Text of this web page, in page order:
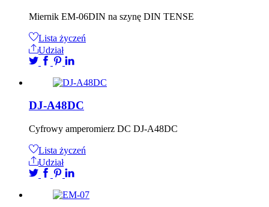
Miernik EM-06DIN na szynę DIN TENSE
Lista życzeń
Udział
DJ-A48DC
Cyfrowy amperomierz DC DJ-A48DC
Lista życzeń
Udział